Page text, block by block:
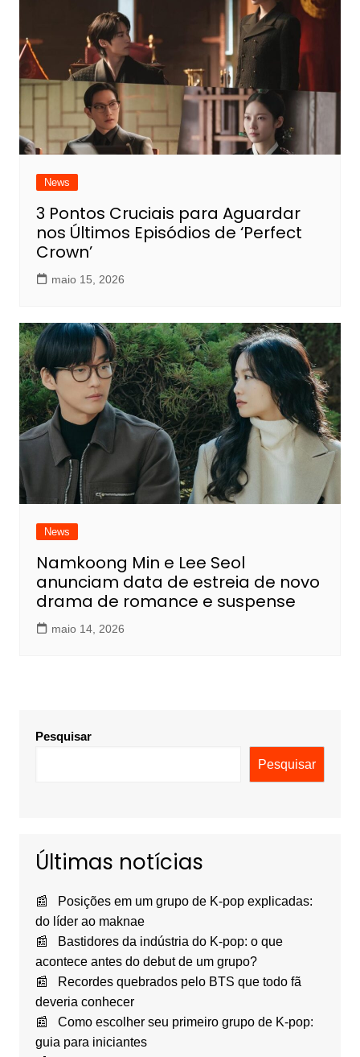
News
3 Pontos Cruciais para Aguardar
nos Últimos Episódios de ‘Perfect
Crown’
maio 15, 2026
News
Namkoong Min e Lee Seol
anunciam data de estreia de novo
drama de romance e suspense
maio 14, 2026
Pesquisar
Pesquisar
Últimas notícias
Posições em um grupo de K-pop explicadas:
do líder ao maknae
Bastidores da indústria do K-pop: o que
acontece antes do debut de um grupo?
Recordes quebrados pelo BTS que todo fã
deveria conhecer
Como escolher seu primeiro grupo de K-pop:
guia para iniciantes